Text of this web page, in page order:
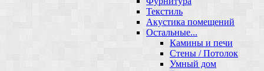
Текстиль
Акустика помещений
Остальные...
Камины и печи
Стены / Потолок
Умный дом